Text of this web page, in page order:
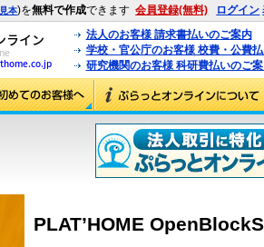
見本)を無料で作成できます 会員登録(無料) ログイン
法人のお客様 請求書払いのご案内
学校・官公庁のお客様 校費・公費
研究機関のお客様 科研費払いのご
PLAT’HOME